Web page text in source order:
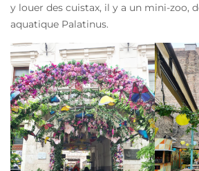
y louer des cuistax, il y a un mini-zoo,
aquatique Palatinus.